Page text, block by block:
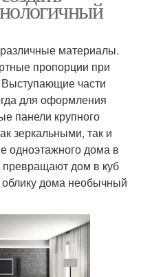
материалы.
пропорции при
части
для оформления
панели крупного
зеркальными, так и
одноэтажного дома в
превращают дом в куб
облику дома необычный